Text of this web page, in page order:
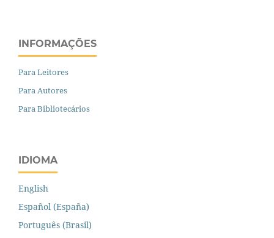
INFORMAÇÕES
Para Leitores
Para Autores
Para Bibliotecários
IDIOMA
English
Español (España)
Português (Brasil)